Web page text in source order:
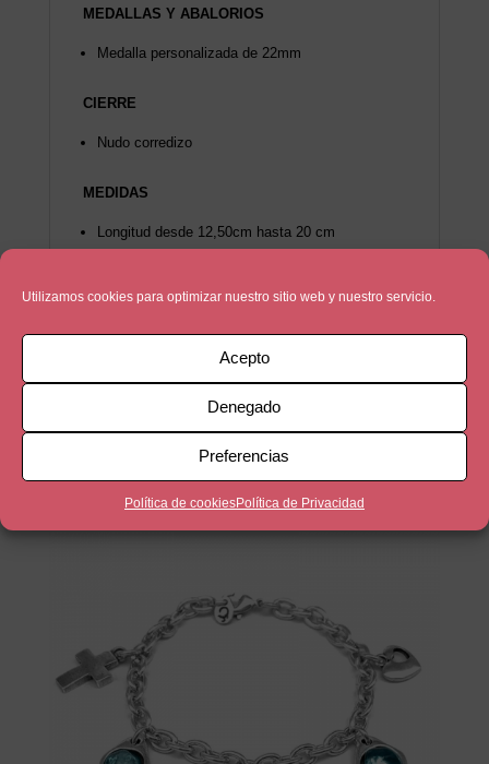
Utilizamos cookies para optimizar nuestro sitio web y nuestro servicio.
Acepto
Denegado
Preferencias
Política de cookiesPolítica de Privacidad
MEDALLAS Y ABALORIOS
Medalla personalizada de 22mm
CIERRE
Nudo corredizo
MEDIDAS
Longitud desde 12,50cm hasta 20 cm
2 bolas plateadas de 6mm de diámetro
2 nudos de doble vuelta fijos
2 nudos de doble vuelta corredizos
Productos relacionados